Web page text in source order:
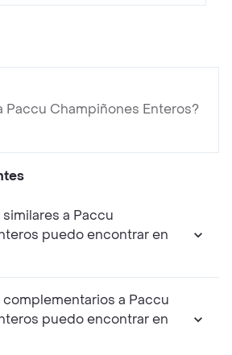
Paccu Champiñones Enteros?
a Paccu
puedo encontrar en
a Paccu
puedo encontrar en